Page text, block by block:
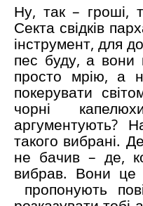
Ну, так – гроші,
Секта свідків
інструмент, для
пес буду, а вони
просто мрію, а
покерувати
чорні
аргументують?
такого вибрані.
не бачив – де,
вибрав. Вони це
пропонують